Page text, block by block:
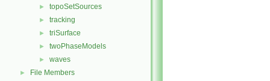
► topoSetSources
► tracking
► triSurface
► twoPhaseModels
► waves
► File Members